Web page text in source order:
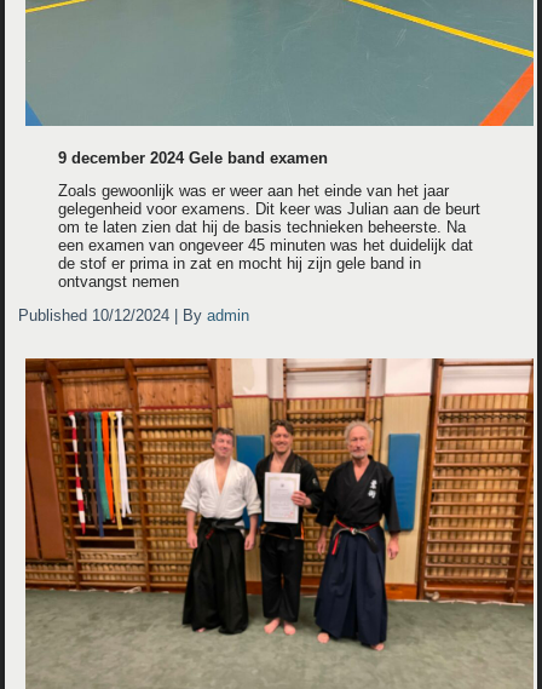
9 december 2024 Gele band examen
Zoals gewoonlijk was er weer aan het einde van het jaar
gelegenheid voor examens. Dit keer was Julian aan de beurt
om te laten zien dat hij de basis technieken beheerste. Na
een examen van ongeveer 45 minuten was het duidelijk dat
de stof er prima in zat en mocht hij zijn gele band in
ontvangst nemen
Published 10/12/2024 By admin